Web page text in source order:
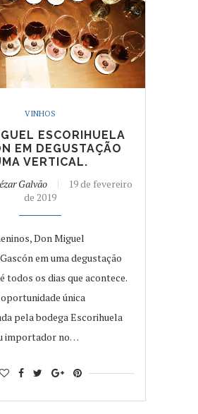
VINHOS
ESCORIHUELA
EM DEGUSTAÇÃO
VERTICAL.
Galvão
19 de fevereiro
de 2019
Don Miguel
em uma degustação
todos os dias que acontece.
única
pela bodega Escorihuela
importador no…